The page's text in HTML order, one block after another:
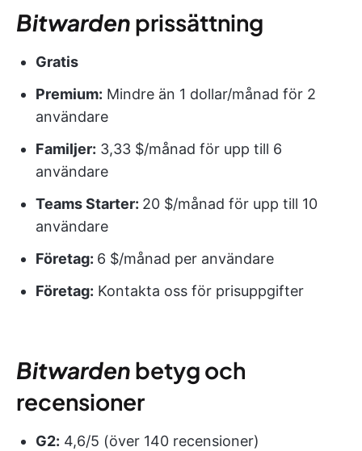
Bitwarden prissättning
Gratis
Premium: Mindre än 1 dollar/månad för 2
användare
Familjer: 3,33 $/månad för upp till 6
användare
Teams Starter: 20 $/månad för upp till 10
användare
Företag: 6 $/månad per användare
Företag: Kontakta oss för prisuppgifter
Bitwarden betyg och
recensioner
G2: 4,6/5 (över 140 recensioner)